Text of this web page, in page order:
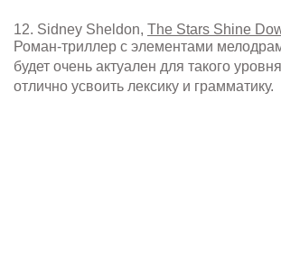
12. Sidney Sheldon, The Stars Shine
Роман-триллер с элементами
будет очень актуален для такого
отлично усвоить лексику и грамматику.